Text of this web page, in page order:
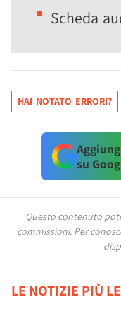
Scheda
HAI NOTATO ERRORI?
su
Questo contenuto
commissioni. Per
LE NOTIZIE PIÙ